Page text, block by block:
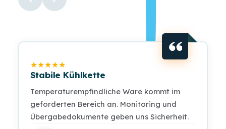
★★★★★
Stabile Kühlkette
Temperaturempfindliche Ware kommt im
geforderten Bereich an. Monitoring und
Übergabedokumente geben uns Sicherheit.